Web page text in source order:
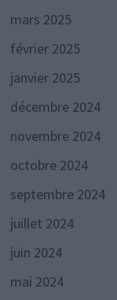
mars 2025
février 2025
janvier 2025
décembre 2024
novembre 2024
octobre 2024
septembre 2024
juillet 2024
juin 2024
mai 2024